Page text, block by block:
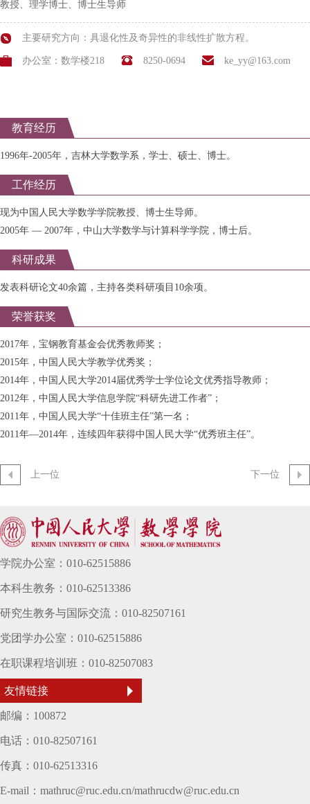
教授、理学博士、博士生导师
主要研究方向：具退化性及奇异性的非线性扩散方程。
办公室：数学楼218 8250-0694 ke_yy@163.com
教育经历
1996年-2005年，吉林大学数学系，学士、硕士、博士。
工作经历
现为中国人民大学数学学院教授、博士生导师。
2005年 — 2007年，中山大学数学与计算科学学院，博士后。
科研成果
发表科研论文40余篇，主持各类科研项目10余项。
荣誉获奖
2017年，宝钢教育基金会优秀教师奖；
2015年，中国人民大学教学优秀奖；
2014年，中国人民大学2014届优秀学士学位论文优秀指导教师；
2012年，中国人民大学信息学院“科研先进工作者”；
2011年，中国人民大学“十佳班主任”第一名；
2011年—2014年，连续四年获得中国人民大学“优秀班主任”。
上一位 下一位
学院办公室：010-62515886
本科生教务：010-62513386
研究生教务与国际交流：010-82507161
党团学办公室：010-62515886
在职课程培训班：010-82507083
友情链接
邮编：100872
电话：010-82507161
传真：010-62513316
E-mail：mathruc@ruc.edu.cn/mathrucdw@ruc.edu.cn